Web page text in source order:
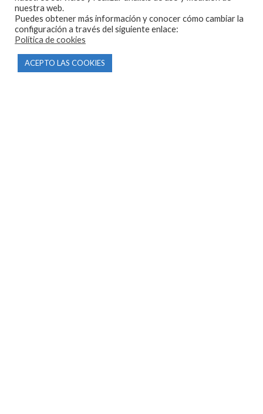
Parque Empresarial Las Condas , Nave 1
05440 Piedralaves-Ávila
603 57 44 50
info@motorecambiosfldelhierro.com
nuestra web.
Puedes obtener más información y conocer cómo cambiar la
configuración a través del siguiente enlace:
Política de cookies
ACEPTO LAS COOKIES